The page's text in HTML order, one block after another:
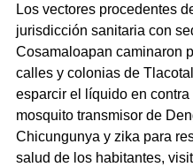
Los vectores procedentes
jurisdicción sanitaria con
Cosamaloapan caminaron
calles y colonias de
esparcir el líquido en contra
mosquito transmisor de
Chicungunya y zika para
salud de los habitantes,